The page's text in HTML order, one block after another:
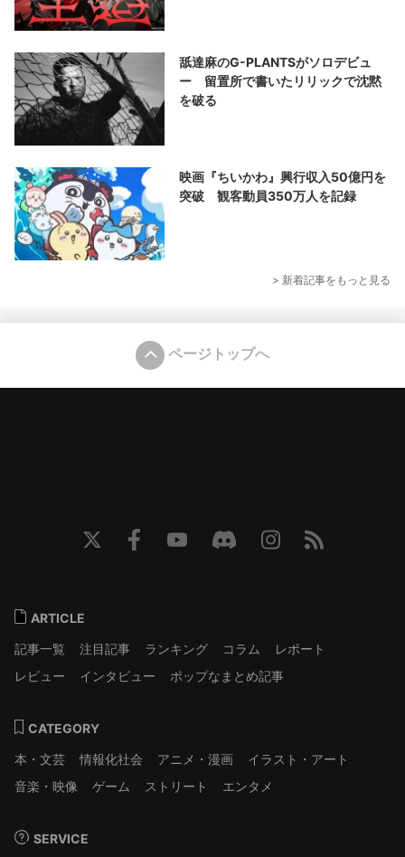
舐達麻のG-PLANTSがソロデビュ
ー 留置所で書いたリリックで沈黙
を破る
映画『ちいかわ』興行収入50億円を
突破 観客動員350万人を記録
> 新着記事をもっと見る
ページトップへ
ARTICLE
記事一覧
注目記事 ランキング コラム
レポート
レビュー
インタビュー ポップなまとめ記事
CATEGORY
本・文芸
情報化社会 アニメ・漫画
イラスト・アート
音楽・映像
ゲーム ストリート エンタメ
SERVICE